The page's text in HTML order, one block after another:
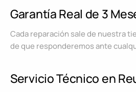
Garantía Real de 3
Cada reparación sale de nuestra
de que responderemos ante
Servicio Técnico en